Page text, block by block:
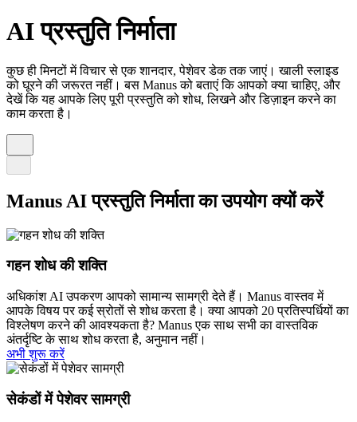
AI प्रस्तुति निर्माता
कुछ ही मिनटों में विचार से एक शानदार, पेशेवर डेक तक जाएं। खाली स्लाइड
को घूरने की जरूरत नहीं। बस Manus को बताएं कि आपको क्या चाहिए, और
देखें कि यह आपके लिए पूरी प्रस्तुति को शोध, लिखने और डिज़ाइन करने का
काम करता है।
Manus AI प्रस्तुति निर्माता का उपयोग क्यों करें
गहन शोध की शक्ति
अधिकांश AI उपकरण आपको सामान्य सामग्री देते हैं। Manus वास्तव में
आपके विषय पर कई स्रोतों से शोध करता है। क्या आपको 20 प्रतिस्पर्धियों का
विश्लेषण करने की आवश्यकता है? Manus एक साथ सभी का वास्तविक
अंतर्दृष्टि के साथ शोध करता है, अनुमान नहीं।
अभी शुरू करें
सेकंडों में पेशेवर सामग्री